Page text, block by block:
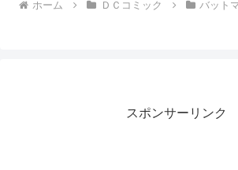
ホーム ＤＣコミック バット
スポンサーリンク